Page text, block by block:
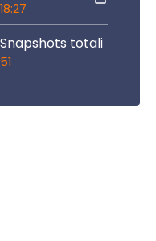
18:27
Snapshots totali
51